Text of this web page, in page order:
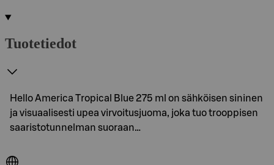
Tuotetiedot
Hello America Tropical Blue 275 ml on sähköisen sininen
ja visuaalisesti upea virvoitusjuoma, joka tuo trooppisen
saaristotunnelman suoraan…